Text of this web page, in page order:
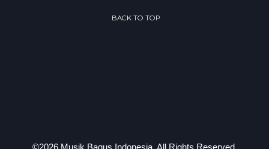
BACK TO TOP
©2026 Musik Bagus Indonesia. All Rights Reserved.